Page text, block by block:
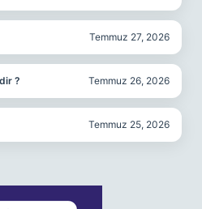
Temmuz 27, 2026
? Temmuz 26, 2026
Temmuz 25, 2026